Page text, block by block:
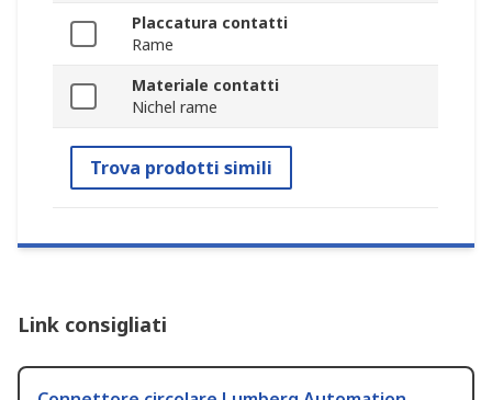
Placcatura contatti
Rame
Materiale contatti
Nichel rame
Trova prodotti simili
Link consigliati